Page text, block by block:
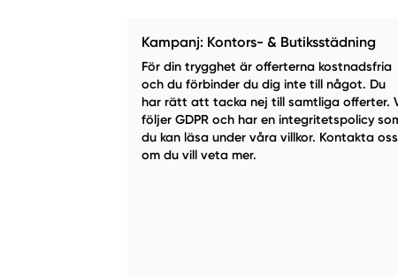
Kampanj: Kontors- & Butiksstädning
För din trygghet är offerterna kostnadsfria
och du förbinder du dig inte till något. Du
har rätt att tacka nej till samtliga offerter.
följer GDPR och har en integritetspolicy
du kan läsa under våra villkor. Kontakta oss
om du vill veta mer.